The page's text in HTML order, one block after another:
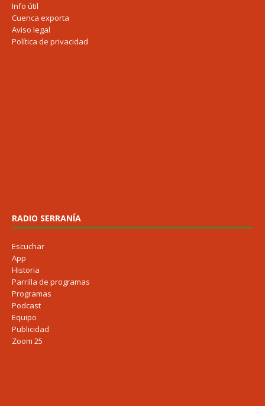
Info útil
Cuenca exporta
Aviso legal
Política de privacidad
RADIO SERRANÍA
Escuchar
App
Historia
Parrilla de programas
Programas
Podcast
Equipo
Publicidad
Zoom 25